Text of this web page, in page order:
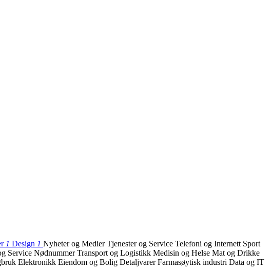
1 Design 1 Nyheter og MedierTjenester og Service Telefoni og Internett Sport
Service NødnummerTransport og Logistikk Medisin og Helse Mat og Drikke
Elektronikk Eiendom og Bolig DetaljvarerFarmasøytisk industri Data og IT